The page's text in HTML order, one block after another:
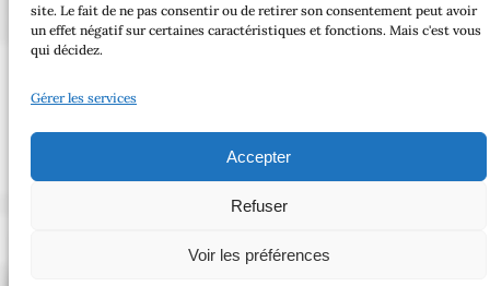
site. Le fait de ne pas consentir ou de retirer son consentement peut avoir
un effet négatif sur certaines caractéristiques et fonctions. Mais c'est vous
qui décidez.
Gérer les services
Accepter
Refuser
Voir les préférences
Copyright © 2023 | Made with love by